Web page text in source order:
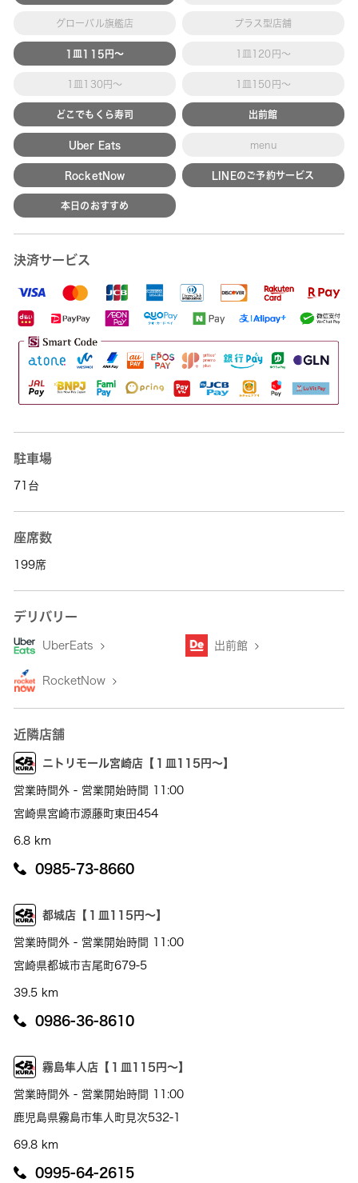
グローバル旗艦店 プラス型店舗
1皿115円～ 1皿120円～
1皿130円～ 1皿150円～
どこでもくら寿司 出前館
Uber Eats menu
RocketNow LINEのご予約サービス
本日のおすすめ
決済サービス
駐車場
71台
座席数
199席
デリバリー
UberEats 出前館
RocketNow
近隣店舗
ニトリモール宮崎店【１皿115円～】
営業時間外 - 営業開始時間 11:00
宮崎県宮崎市源藤町東田454
6.8 km
0985-73-8660
都城店【１皿115円～】
営業時間外 - 営業開始時間 11:00
宮崎県都城市吉尾町679-5
39.5 km
0986-36-8610
霧島隼人店【１皿115円～】
営業時間外 - 営業開始時間 11:00
鹿児島県霧島市隼人町見次532-1
69.8 km
0995-64-2615